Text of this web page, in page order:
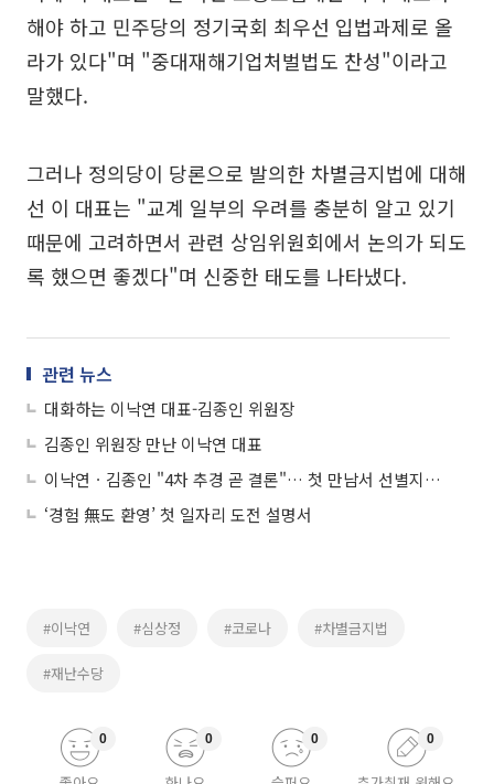
해야 하고 민주당의 정기국회 최우선 입법과제로 올
라가 있다"며 "중대재해기업처벌법도 찬성"이라고
말했다.
그러나 정의당이 당론으로 발의한 차별금지법에 대해
선 이 대표는 "교계 일부의 우려를 충분히 알고 있기
때문에 고려하면서 관련 상임위원회에서 논의가 되도
록 했으면 좋겠다"며 신중한 태도를 나타냈다.
관련 뉴스
대화하는 이낙연 대표-김종인 위원장
김종인 위원장 만난 이낙연 대표
이낙연ㆍ김종인 "4차 추경 곧 결론"… 첫 만남서 선별지급 공감대
‘경험 無도 환영’ 첫 일자리 도전 설명서
#이낙연 #심상정 #코로나 #차별금지법
#재난수당
0 0 0 0